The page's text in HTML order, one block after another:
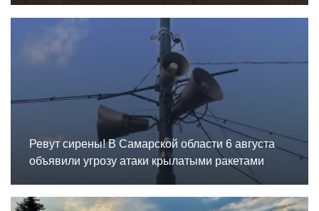
Ревут сирены! В Самарской области 6 августа
объявили угрозу атаки крылатыми ракетами